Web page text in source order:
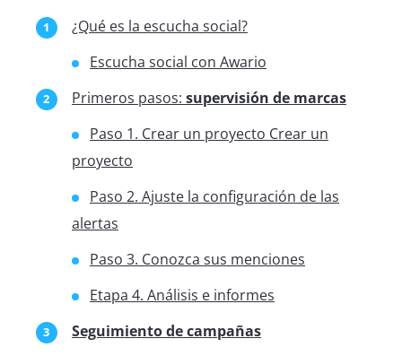
¿Qué es la escucha social?
Escucha social con Awario
Primeros pasos: supervisión de marcas
Paso 1. Crear un proyecto Crear un
proyecto
Paso 2. Ajuste la configuración de las
alertas
Paso 3. Conozca sus menciones
Etapa 4. Análisis e informes
Seguimiento de campañas